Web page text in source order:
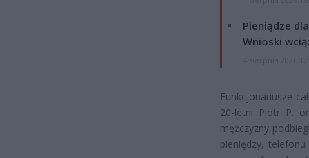
Pieniądze
Wnioski
Funkcjonariusze
20-letni Piotr P.
mężczyzny
pieniędzy,